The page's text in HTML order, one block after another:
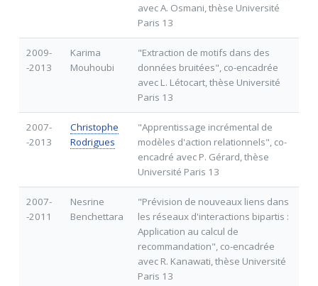
avec A. Osmani, thèse Université
Paris 13
2009-
-2013
Karima
Mouhoubi
"Extraction de motifs dans des
données bruitées", co-encadrée
avec L. Létocart, thèse Université
Paris 13
2007-
-2013
Christophe
Rodrigues
"Apprentissage incrémental de
modèles d'action relationnels", co-
encadré avec P. Gérard, thèse
Université Paris 13
2007-
-2011
Nesrine
Benchettara
"Prévision de nouveaux liens dans
les réseaux d'interactions bipartis :
Application au calcul de
recommandation", co-encadrée
avec R. Kanawati, thèse Université
Paris 13